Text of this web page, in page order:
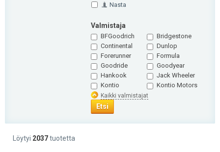
Nasta
Valmistaja
BFGoodrich
Bridgestone
Continental
Dunlop
Forerunner
Formula
Goodride
Goodyear
Hankook
Jack Wheeler
Kontio
Kontio Motors
Kaikki valmistajat
Etsi
Löytyi 2037tuotetta